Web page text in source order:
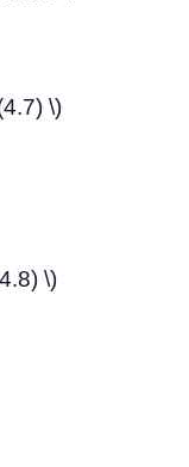
\)
\)